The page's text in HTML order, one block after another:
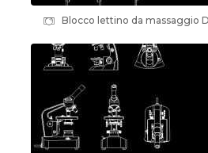
Blocco lettino da massaggio